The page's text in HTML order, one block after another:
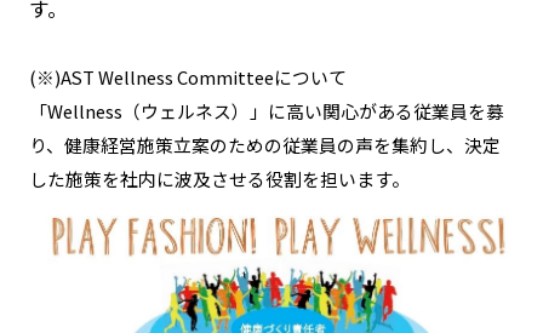
す。
(※)AST Wellness Committeeについて
「Wellness（ウェルネス）」に高い関心がある従業員を募
り、健康経営施策立案のための従業員の声を集約し、決定
した施策を社内に波及させる役割を担います。